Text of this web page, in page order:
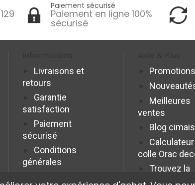
Paiement sécurisé
Paiement en ligne 100%
sécurisé
Livraisons et
retours
Garantie
satisfaction
Paiement
sécurisé
Conditions
générales
Promotions
Meilleures
ventes
Blog
Calculateur
colle Orac
Trouvez la
cimaise idéale